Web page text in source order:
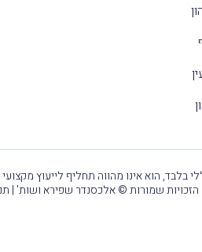
בלבד, הוא אינו מהווה תחליף לייעוץ
הזכויות שמורות © אלכסנדר שפירא ושות' |